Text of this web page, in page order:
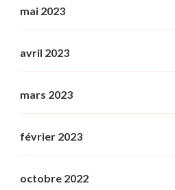
mai 2023
avril 2023
mars 2023
février 2023
octobre 2022